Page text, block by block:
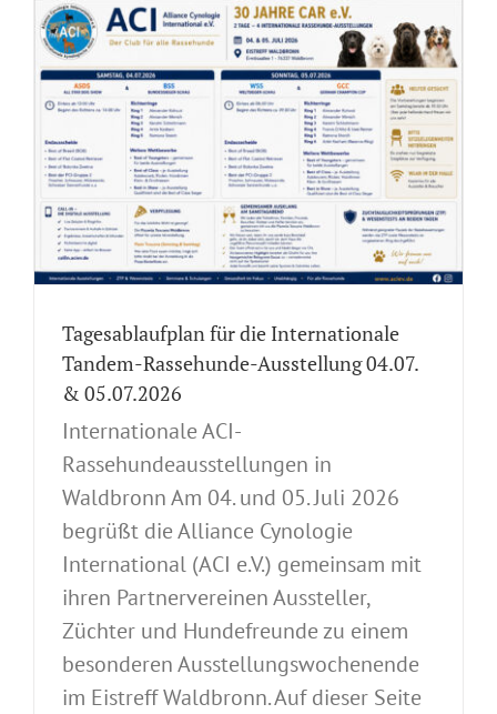
Tagesablaufplan für die Internationale
Tandem-Rassehunde-Ausstellung 04.07.
& 05.07.2026
Internationale ACI-
Rassehundeausstellungen in
Waldbronn Am 04. und 05. Juli 2026
begrüßt die Alliance Cynologie
International (ACI e.V.) gemeinsam mit
ihren Partnervereinen Aussteller,
Züchter und Hundefreunde zu einem
besonderen Ausstellungswochenende
im Eistreff Waldbronn. Auf dieser Seite